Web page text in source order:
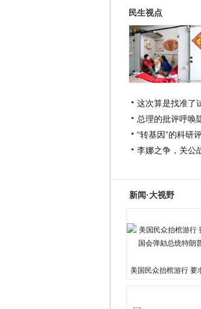
民生视点
这次算是找准了
总理的批评呼唤
“转基因”的科研
李娜之争，关公
新闻·大视野
美国民众抬棺游行 要